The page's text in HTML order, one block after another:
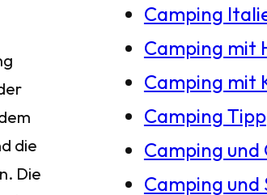
die
Die
Camping
Camping mit
Camping mit
Camping Tipp
Camping
Camping und